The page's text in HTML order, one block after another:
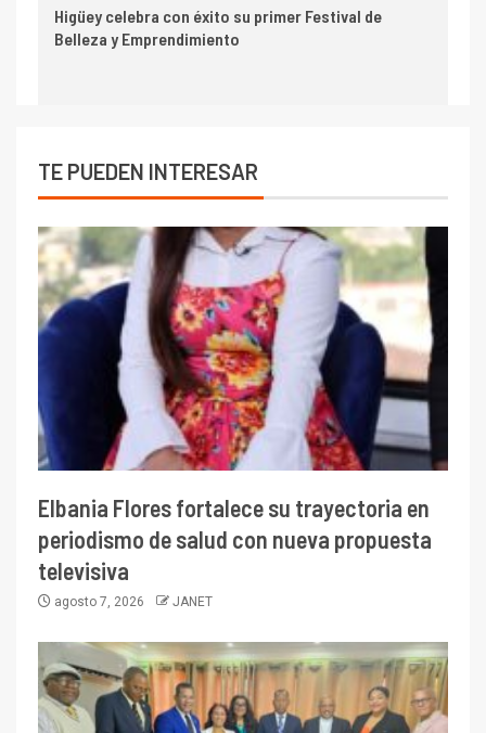
Higüey celebra con éxito su primer Festival de
Belleza y Emprendimiento
TE PUEDEN INTERESAR
Elbania Flores fortalece su trayectoria en
periodismo de salud con nueva propuesta
televisiva
agosto 7, 2026 JANET